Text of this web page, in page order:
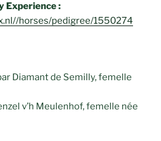
Experience :
horses/pedigree/1550274
Diamant de Semilly, femelle
v’h Meulenhof, femelle née